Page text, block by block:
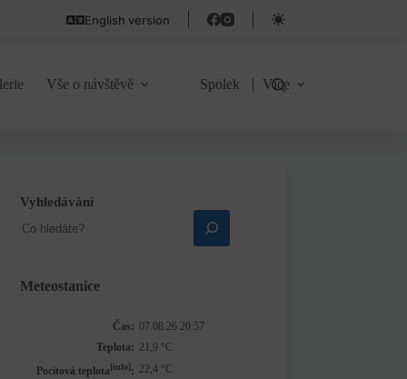
English version
Vše o návštěvě Spolek Více
Vyhledávání
Meteostanice
Čas: 07.08.26 20:57
Teplota: 21,9 °C
Pocitová teplota[info]: 22,4 °C